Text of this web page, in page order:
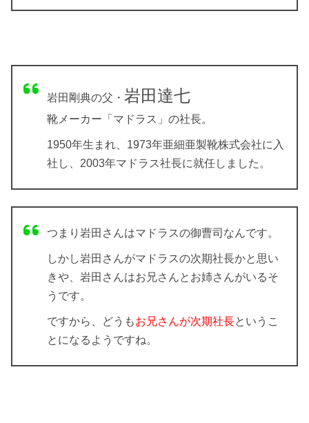
岩田剛典の父・ 岩田達七
靴メーカー「マドラス」の社長。
1950年生まれ、1973年亜細亜製靴株式会社に入
社し、2003年マドラス社長に就任しました。
つまり岩田さんはマドラスの御曹司なんです。
しかし岩田さんがマドラスの次期社長かと思い
きや、岩田さんはお兄さんとお姉さんがいるそ
うです。
ですから、どうもお兄さんが次期社長というこ
とになるようですね。